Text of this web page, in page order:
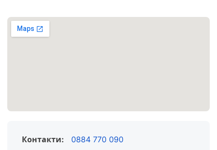
Контакти:
0884 770 090